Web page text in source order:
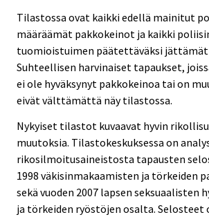
Tilastossa ovat kaikki edellä mainitut
määräämät pakkokeinot ja kaikki
tuomioistuimen päätettäväksi
Suhteellisen harvinaiset tapaukset,
ei ole hyväksynyt pakkokeinoa tai on
eivät välttämättä näy tilastossa.
Nykyiset tilastot kuvaavat hyvin
muutoksia. Tilastokeskuksessa on
rikosilmoitusaineistosta tapausten
1998 väkisinmakaamisten ja törkeiden
sekä vuoden 2007 lapsen seksuaalisten
ja törkeiden ryöstöjen osalta. Selosteet